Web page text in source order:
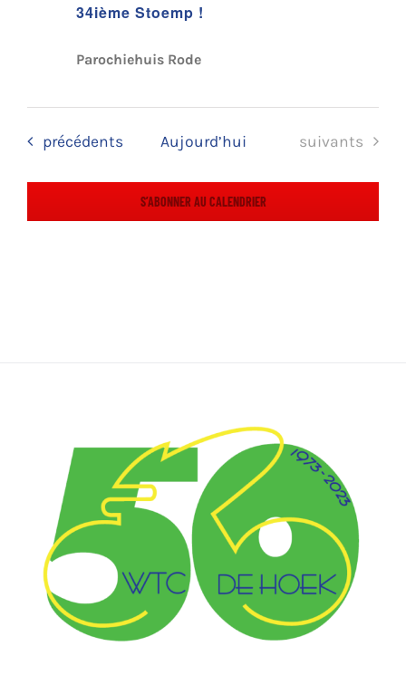
34ième Stoemp !
Parochiehuis Rode
Évènements
précédents Aujourd’hui Évènements
suivants
S’ABONNER AU CALENDRIER